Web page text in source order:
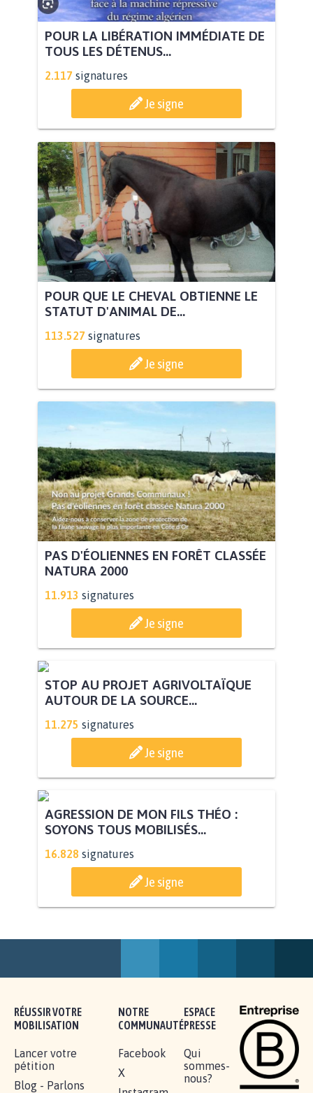
POUR LA LIBÉRATION IMMÉDIATE DE
TOUS LES DÉTENUS...
2.117 signatures
Je signe
POUR QUE LE CHEVAL OBTIENNE LE
STATUT D'ANIMAL DE...
113.527 signatures
Je signe
PAS D'ÉOLIENNES EN FORÊT CLASSÉE
NATURA 2000
11.913 signatures
Je signe
STOP AU PROJET AGRIVOLTAÏQUE
AUTOUR DE LA SOURCE...
11.275 signatures
Je signe
AGRESSION DE MON FILS THÉO :
SOYONS TOUS MOBILISÉS...